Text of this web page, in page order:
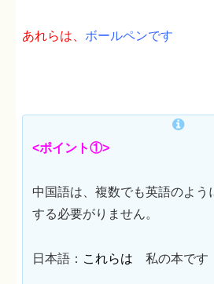
あれらは、 ボールペンです
<ポイント①>
中国語は、複数でも英語のよう
する必要がりません。
日本語： これらは私の本です